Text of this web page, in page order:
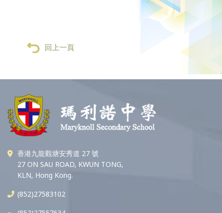
回上一頁
香港九龍觀塘安秀道 27 號
27 ON SAU ROAD, KWUN TONG,
KLN, Hong Kong.
(852)27583102